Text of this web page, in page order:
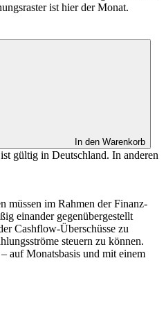
ist hier der Monat.
In den Warenkorb
gültig in Deutschland. In anderen
müssen im Rahmen der Finanz-
einander gegenübergestellt
Cashflow-Überschüsse zu
steuern zu können.
auf Monatsbasis und mit einem